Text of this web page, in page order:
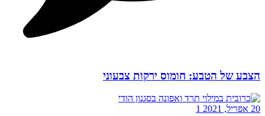
הצבע של הטבע: חומוס ירקות צבעוני
20 אפריל, 2021 1